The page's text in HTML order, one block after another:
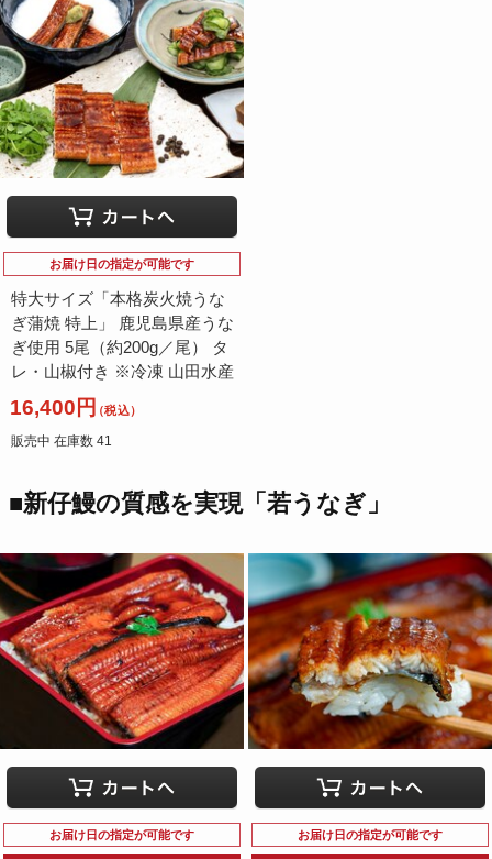
お届け日の指定が可能です
特大サイズ「本格炭火焼うな
ぎ蒲焼 特上」 鹿児島県産うな
ぎ使用 5尾（約200g／尾） タ
レ・山椒付き ※冷凍 山田水産
16,400円（税込）
販売中 在庫数 41
■新仔鰻の質感を実現「若うなぎ」
お届け日の指定が可能です お届け日の指定が可能です